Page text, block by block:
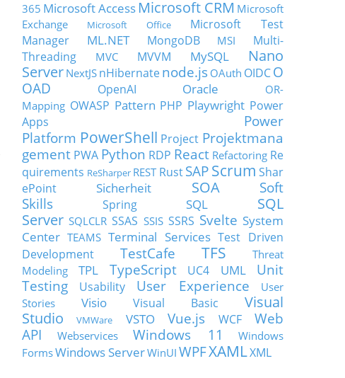
365 Microsoft Access Microsoft CRM Microsoft
Exchange
Microsoft Office
Microsoft Test
Manager
ML.NET MongoDB MSI
Multi-
Threading
MVC MVVM MySQL
Nano
Server NextJS nHibernatenode.js OAuth OIDCO
OAD
OpenAI Oracle
OR-
Mapping OWASP Pattern PHP Playwright Power
Apps
Power
Platform PowerShell Project Projektmana
gement PWA Python RDP React Refactoring Re
quirements ReSharper REST Rust SAP Scrum Shar
ePoint
Sicherheit SOA
Soft
Skills
Spring SQL
SQL
Server SQLCLR SSAS SSIS SSRS Svelte System
Center TEAMS Terminal Services Test Driven
Development
TestCafe TFS
Threat
Modeling
TPL TypeScript UC4 UML
Unit
Testing
Usability User Experience
User
Stories
Visio Visual Basic
Visual
Studio
VMWare VSTO Vue.js WCF
Web
API
Webservices Windows 11
Windows
FormsWindows ServerWinUI WPFXAMLXML